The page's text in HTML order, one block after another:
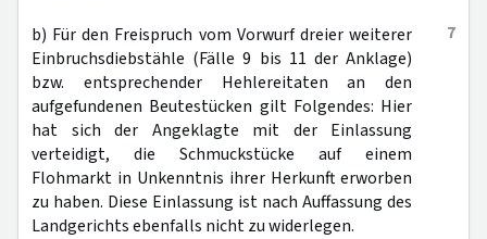
7
b) Für den Freispruch vom Vorwurf dreier weiterer
Einbruchsdiebstähle (Fälle 9 bis 11 der Anklage)
bzw. entsprechender Hehlereitaten an den
aufgefundenen Beutestücken gilt Folgendes: Hier
hat sich der Angeklagte mit der Einlassung
verteidigt, die Schmuckstücke auf einem
Flohmarkt in Unkenntnis ihrer Herkunft erworben
zu haben. Diese Einlassung ist nach Auffassung des
Landgerichts ebenfalls nicht zu widerlegen.